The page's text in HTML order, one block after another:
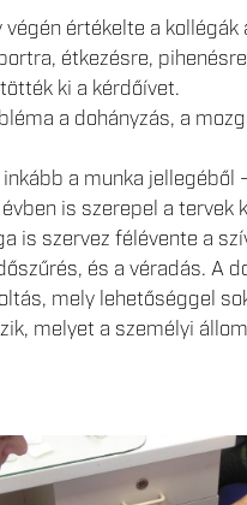
értékelte a
étkezésre,
ki a kérdőívet.
a dohányzás, a
a munka jellegéből
is szerepel a
is szervez félévente a
és a véradás. A
mely lehetőséggel
melyet a személyi